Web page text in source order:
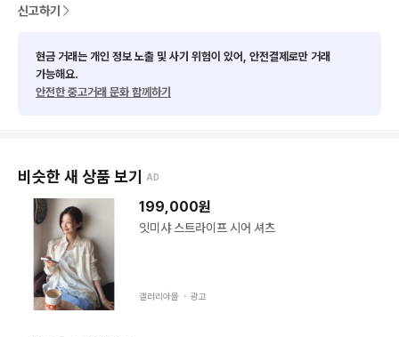
다. 중고특성상 사용감과 세탁감 있을수 있습니다.
- 택배비 일반지역 3,500원  제주 외 도서산간지역은 6,500원입
니다.
다.
-타사 사이트와 동시 판매중으로 선입금순으로 판매진행 되는점
양해부탁드립니다.
신고하기
현금 거래는 개인 정보 노출 및 사기 위험이 있어, 안전결제로만 거래
가능해요.
안전한 중고거래 문화 함께하기
비슷한 새 상품 보기 AD
199,000원
잇미샤 스트라이프 시어 셔츠
갤러리아몰 ・ 광고